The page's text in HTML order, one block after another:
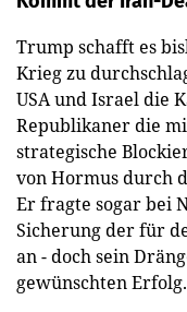
Trump schafft es
Krieg zu
USA und Israel die
Republikaner die
strategische
von Hormus durch
Er fragte sogar bei
Sicherung der für
an - doch sein
gewünschten Erfolg.